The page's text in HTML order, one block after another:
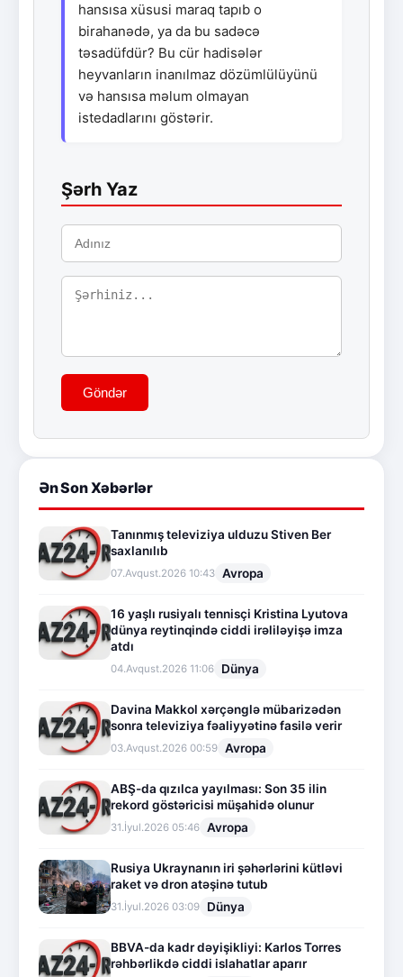
hansısa xüsusi maraq tapıb o
birahanədə, ya da bu sadəcə
təsadüfdür? Bu cür hadisələr
heyvanların inanılmaz dözümlülüyünü
və hansısa məlum olmayan
istedadlarını göstərir.
Şərh Yaz
Göndər
Ən Son Xəbərlər
Tanınmış televiziya ulduzu Stiven Ber
saxlanılıb
07.Avqust.2026 10:43 Avropa
16 yaşlı rusiyalı tennisçi Kristina Lyutova
dünya reytinqində ciddi irəliləyişə imza
atdı
04.Avqust.2026 11:06 Dünya
Davina Makkol xərçənglə mübarizədən
sonra televiziya fəaliyyətinə fasilə verir
03.Avqust.2026 00:59 Avropa
ABŞ-da qızılca yayılması: Son 35 ilin
rekord göstəricisi müşahidə olunur
31.İyul.2026 05:46 Avropa
Rusiya Ukraynanın iri şəhərlərini kütləvi
raket və dron atəşinə tutub
31.İyul.2026 03:09 Dünya
BBVA-da kadr dəyişikliyi: Karlos Torres
rəhbərlikdə ciddi islahatlar aparır